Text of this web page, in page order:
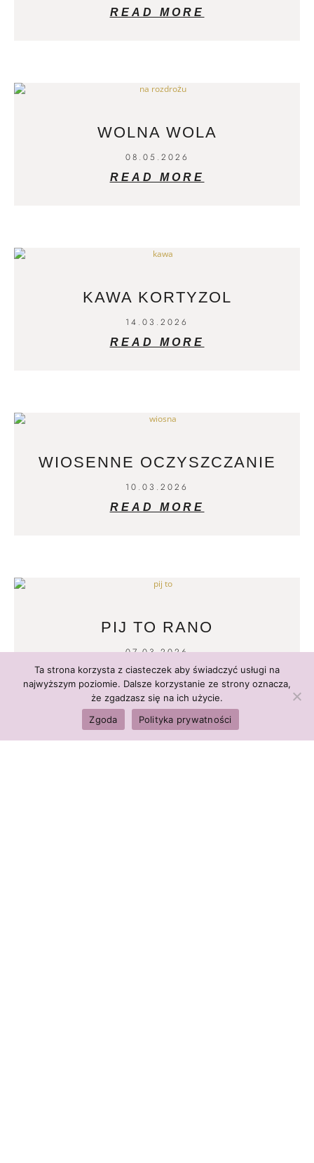
READ MORE
WOLNA WOLA
08.05.2026
READ MORE
KAWA KORTYZOL
14.03.2026
READ MORE
WIOSENNE OCZYSZCZANIE
10.03.2026
READ MORE
PIJ TO RANO
07.03.2026
READ MORE
Ta strona korzysta z ciasteczek aby świadczyć usługi na
najwyższym poziomie. Dalsze korzystanie ze strony oznacza,
że zgadzasz się na ich użycie.
Zgoda
Polityka prywatności